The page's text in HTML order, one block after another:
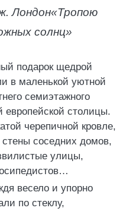
Лондон«Тропою
солнц»
подарок щедрой
в маленькой уютной
семиэтажного
европейской столицы.
черепичной кровле,
соседних домов,
улицы,
весело и упорно
по стеклу,